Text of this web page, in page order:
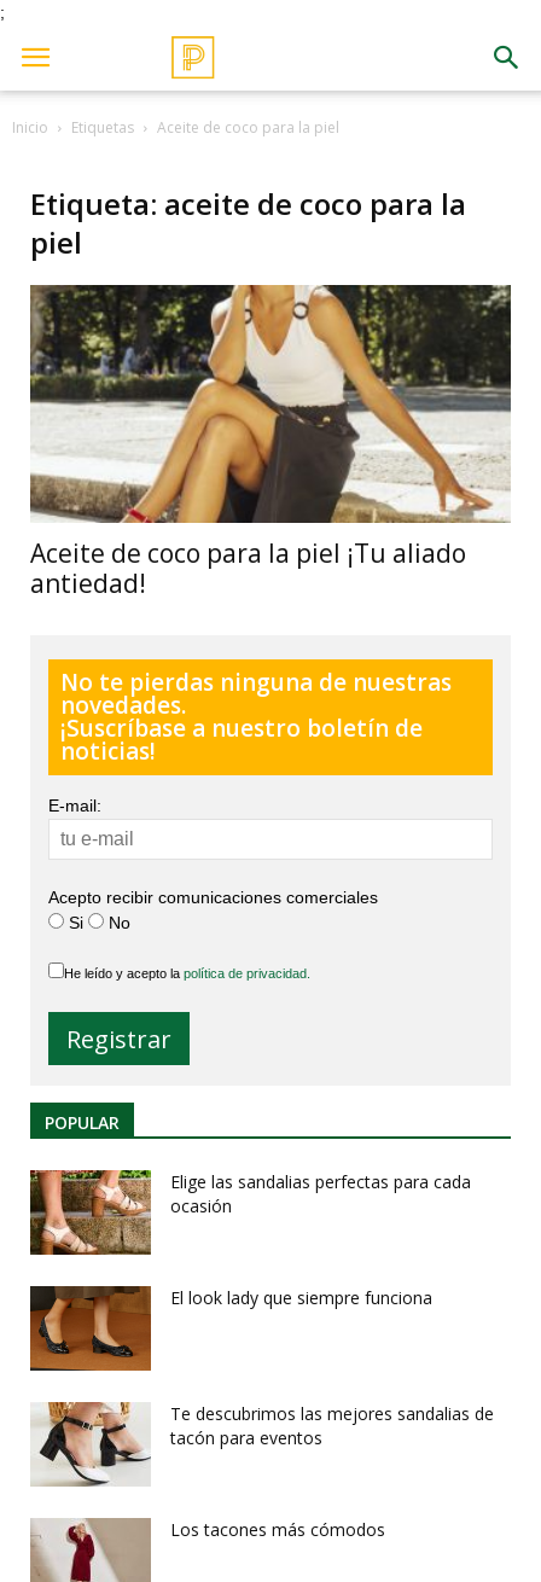
;
Inicio Etiquetas Aceite de coco para la piel
Etiqueta: aceite de coco para la
piel
Aceite de coco para la piel ¡Tu aliado
antiedad!
No te pierdas ninguna de nuestras
novedades.
¡Suscríbase a nuestro boletín de
noticias!
E-mail:
Acepto recibir comunicaciones comerciales
Si
No
He leído y acepto la política de privacidad.
POPULAR
Elige las sandalias perfectas para cada
ocasión
El look lady que siempre funciona
Te descubrimos las mejores sandalias de
tacón para eventos
Los tacones más cómodos